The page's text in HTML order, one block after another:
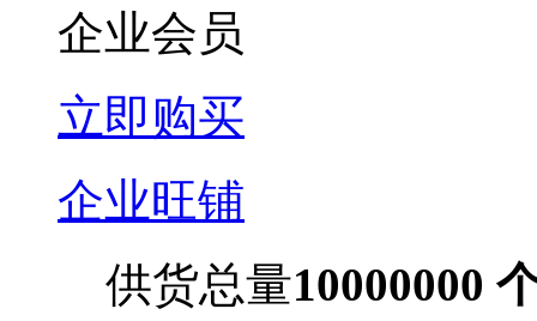
企业会员
立即购买
企业旺铺
供货总量10000000